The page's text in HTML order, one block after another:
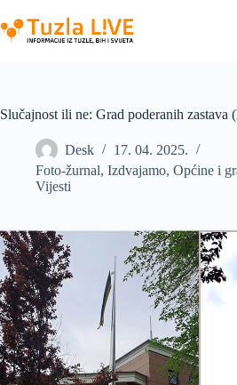
to
content
Slučajnost ili ne: Grad poderanih zastava
Desk
17. 04. 2025.
Foto-žurnal, Izdvajamo, Općine i
Vijesti